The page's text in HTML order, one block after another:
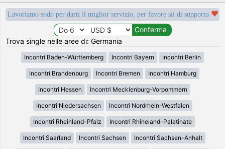
Lavoriamo sodo per darti il miglior servizio, per favore sii di supporto
Trova single nelle aree di: Germania
Incontri Baden-Württemberg Incontri Bayern Incontri Berlin
Incontri Brandenburg Incontri Bremen Incontri Hamburg
Incontri Hessen Incontri Mecklenburg-Vorpommern
Incontri Niedersachsen Incontri Nordrhein-Westfalen
Incontri Rheinland-Pfalz Incontri Rhineland-Palatinate
Incontri Saarland Incontri Sachsen Incontri Sachsen-Anhalt